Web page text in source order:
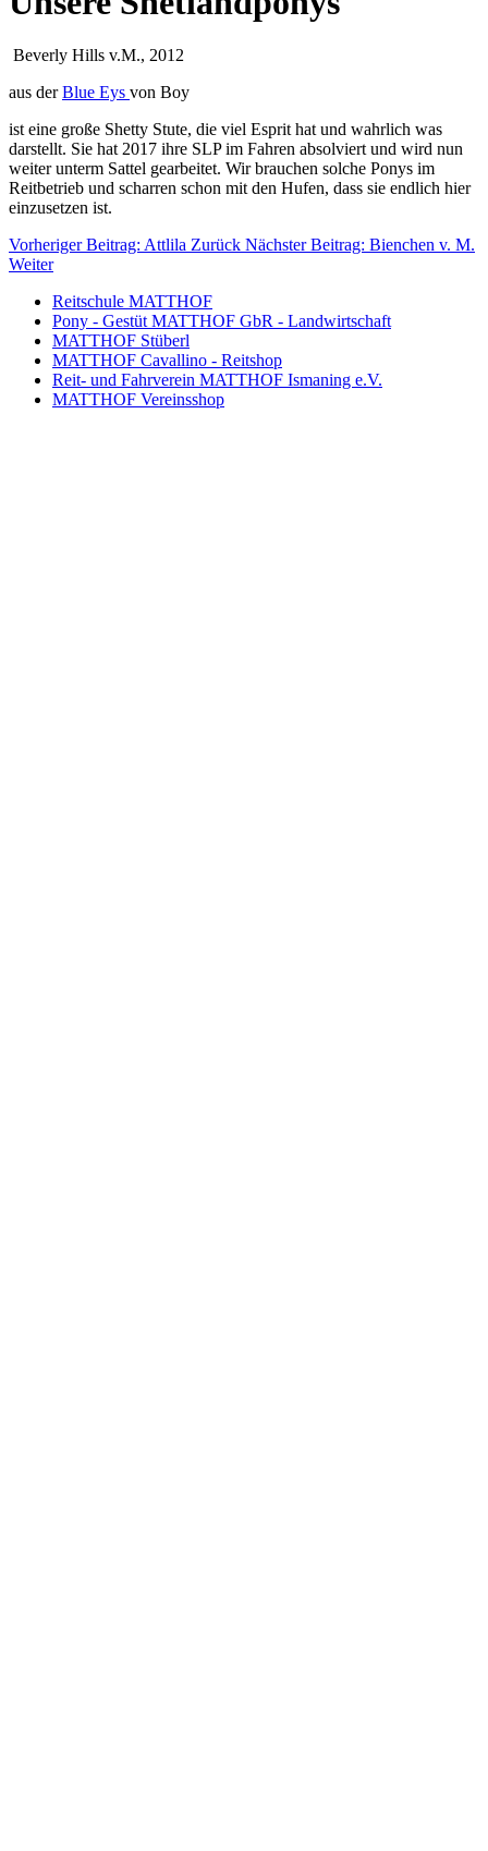
Beverly Hills v.M., 2012
aus derBlue Eys von Boy
ist eine große Shetty Stute, die viel Esprit hat und wahrlich was
darstellt. Sie hat 2017 ihre SLP im Fahren absolviert und wird nun
weiter unterm Sattel gearbeitet. Wir brauchen solche Ponys im
Reitbetrieb und scharren schon mit den Hufen, dass sie endlich hier
einzusetzen ist.
Vorheriger Beitrag: Attlila Zurück Nächster Beitrag: Bienchen v. M.
Weiter
Reitschule MATTHOF
Pony - Gestüt MATTHOF GbR - Landwirtschaft
MATTHOF Stüberl
MATTHOF Cavallino - Reitshop
Reit- und Fahrverein MATTHOF Ismaning e.V.
MATTHOF Vereinsshop